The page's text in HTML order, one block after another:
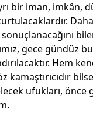
bir iman, imkân,
gece gündüz
Hem
ufukları, önce